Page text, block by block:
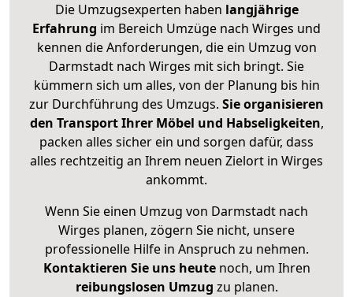
Die Umzugsexperten haben langjährige
Erfahrung im Bereich Umzüge nach Wirges und
kennen die Anforderungen, die ein Umzug von
Darmstadt nach Wirges mit sich bringt. Sie
kümmern sich um alles, von der Planung bis hin
zur Durchführung des Umzugs. Sie organisieren
den Transport Ihrer Möbel und Habseligkeiten,
packen alles sicher ein und sorgen dafür, dass
alles rechtzeitig an Ihrem neuen Zielort in Wirges
ankommt.
Wenn Sie einen Umzug von Darmstadt nach
Wirges planen, zögern Sie nicht, unsere
professionelle Hilfe in Anspruch zu nehmen.
Kontaktieren Sie uns heutenoch, um Ihren
reibungslosen Umzug zu planen.